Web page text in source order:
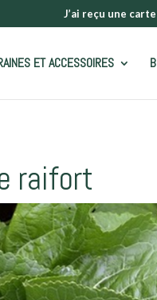
J’ai reçu une
ET ACCESSOIRES
raifort